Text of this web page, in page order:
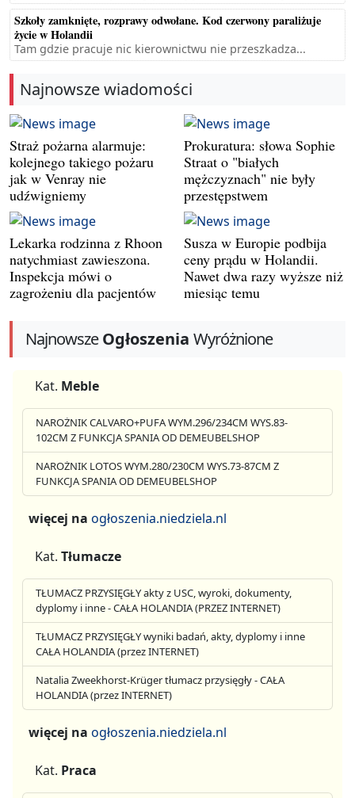
Szkoły zamknięte, rozprawy odwołane. Kod czerwony paraliżuje
życie w Holandii
Tam gdzie pracuje nic kierownictwu nie przeszkadza...
Najnowsze wiadomości
Straż pożarna alarmuje:
kolejnego takiego pożaru
jak w Venray nie
udźwigniemy
Prokuratura: słowa Sophie
Straat o "białych
mężczyznach" nie były
przestępstwem
Lekarka rodzinna z Rhoon
natychmiast zawieszona.
Inspekcja mówi o
zagrożeniu dla pacjentów
Susza w Europie podbija
ceny prądu w Holandii.
Nawet dwa razy wyższe niż
miesiąc temu
NajnowszeOgłoszenia Wyróżnione
Kat. Meble
NAROŻNIK CALVARO+PUFA WYM.296/234CM WYS.83-
102CM Z FUNKCJA SPANIA OD DEMEUBELSHOP
NAROŻNIK LOTOS WYM.280/230CM WYS.73-87CM Z
FUNKCJA SPANIA OD DEMEUBELSHOP
więcej na ogłoszenia.niedziela.nl
Kat. Tłumacze
TŁUMACZ PRZYSIĘGŁY akty z USC, wyroki, dokumenty,
dyplomy i inne - CAŁA HOLANDIA (PRZEZ INTERNET)
TŁUMACZ PRZYSIĘGŁY wyniki badań, akty, dyplomy i inne
CAŁA HOLANDIA (przez INTERNET)
Natalia Zweekhorst-Krüger tłumacz przysięgły - CAŁA
HOLANDIA (przez INTERNET)
więcej na ogłoszenia.niedziela.nl
Kat. Praca